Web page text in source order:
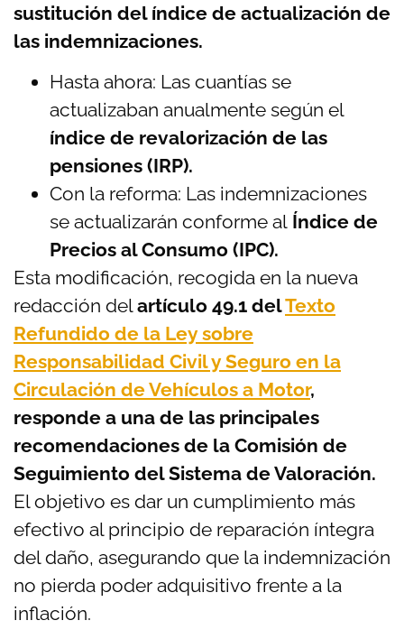
sustitución del índice de actualización de
las indemnizaciones.
Hasta ahora: Las cuantías se
actualizaban anualmente según el
índice de revalorización de las
pensiones (IRP).
Con la reforma: Las indemnizaciones
se actualizarán conforme al Índice de
Precios al Consumo (IPC).
Esta modificación, recogida en la nueva
redacción delartículo 49.1 delTexto
Refundido de la Ley sobre
Responsabilidad Civil y Seguro en la
Circulación de Vehículos a Motor,
responde a una de las principales
recomendaciones de la Comisión de
Seguimiento del Sistema de Valoración.
El objetivo es dar un cumplimiento más
efectivo al principio de reparación íntegra
del daño, asegurando que la indemnización
no pierda poder adquisitivo frente a la
inflación.